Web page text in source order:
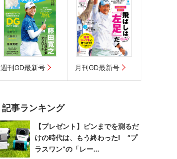
週刊GD最新号 月刊GD最新号
記事ランキング
【プレゼント】ピンまでを測るだ
けの時代は、もう終わった! “プ
ラスワン”の「レー...